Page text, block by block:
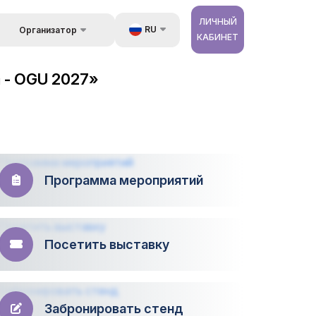
Организатор
Kонтакты
RU
ЛИЧНЫЙ
КАБИНЕТ
OGU 2027»
Программа мероприятий
Посетить выставку
Забронировать стенд